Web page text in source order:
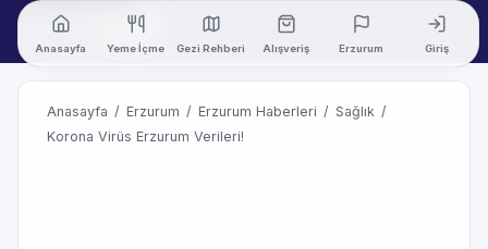
Anasayfa Yeme İçme Gezi Rehberi Alışveriş Erzurum Giriş
Anasayfa / Erzurum / Erzurum Haberleri / Sağlık /
Korona Virüs Erzurum Verileri!